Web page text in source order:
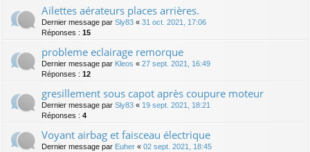
Ailettes aérateurs places arrières.
Dernier message par Sly83 « 31 oct. 2021, 17:06
Réponses : 15
probleme eclairage remorque
Dernier message par Kleos « 27 sept. 2021, 16:49
Réponses : 12
gresillement sous capot après coupure moteur
Dernier message par Sly83 « 19 sept. 2021, 18:21
Réponses : 4
Voyant airbag et faisceau électrique
Dernier message par Euher « 02 sept. 2021, 18:45